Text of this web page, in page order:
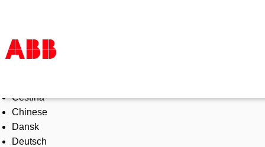
Products & Solutions
Industries
Services
About us
Čeština
Chinese
Dansk
Deutsch